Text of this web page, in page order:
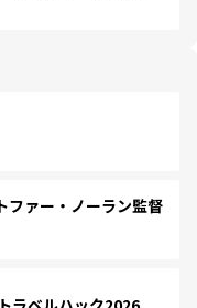
ァー・ノーラン監督